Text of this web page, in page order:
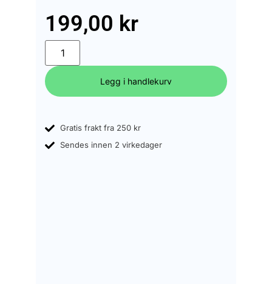
199,00 kr
Legg i handlekurv
Gratis frakt fra 250 kr
Sendes innen 2 virkedager